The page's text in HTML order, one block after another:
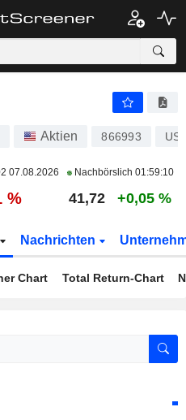
Aktien 866993
07.08.2026 Nachbörslich 01:59:10
% 41,72 +0,05 %
Nachrichten
Chart Total Return-Chart